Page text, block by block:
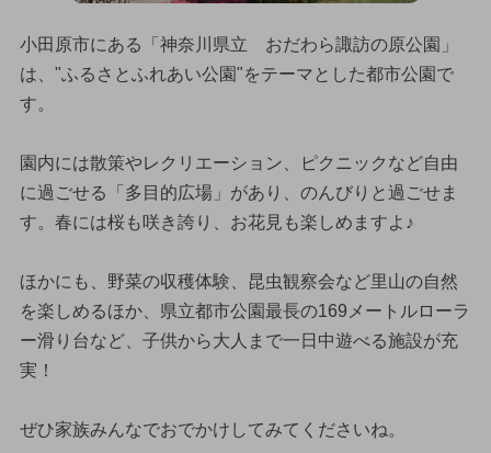
小田原市にある「神奈川県立 おだわら諏訪の原公園」
は、"ふるさとふれあい公園"をテーマとした都市公園で
す。
園内には散策やレクリエーション、ピクニックなど自由
に過ごせる「多目的広場」があり、のんびりと過ごせま
す。春には桜も咲き誇り、お花見も楽しめますよ♪
ほかにも、野菜の収穫体験、昆虫観察会など里山の自然
を楽しめるほか、県立都市公園最長の169メートルローラ
ー滑り台など、子供から大人まで一日中遊べる施設が充
実！
ぜひ家族みんなでおでかけしてみてくださいね。